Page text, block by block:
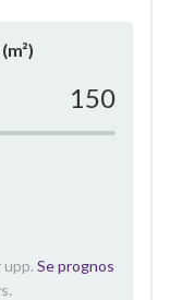
(m²)
150
upp. Se prognos